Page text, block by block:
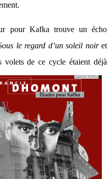
pour Kafka trouve un écho
le regard d’un soleil noiret
volets de ce cycle étaient déjà